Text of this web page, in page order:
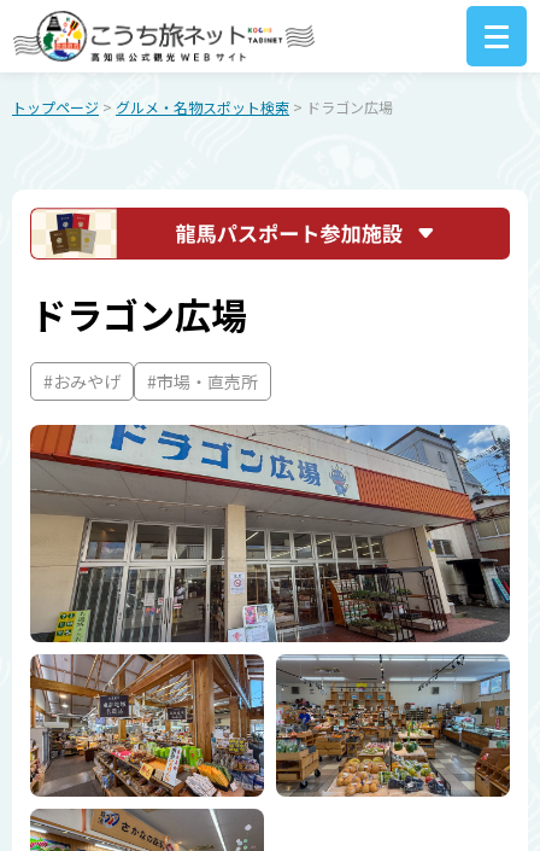
トップページ > グルメ・名物スポット検索 > ドラゴン広場
ドラゴン広場
#おみやげ #市場・直売所